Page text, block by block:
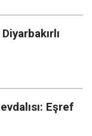
Eşref